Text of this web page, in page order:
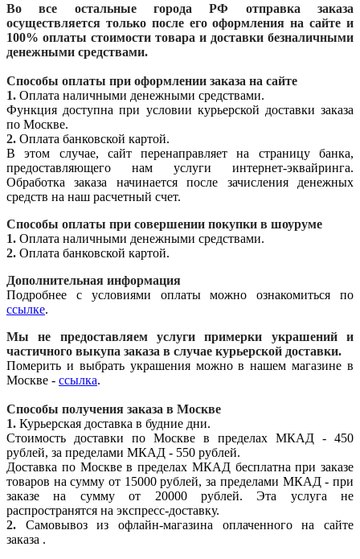
Во все остальные города РФ отправка заказа
осуществляется только после его оформления на сайте и
100% оплаты стоимости товара и доставки безналичными
денежными средствами.
Способы оплаты при оформлении заказа на сайте
1. Оплата наличными денежными средствами.
Функция доступна при условии курьерской доставки заказа
по Москве.
2. Оплата банковской картой.
В этом случае, сайт перенаправляет на страницу банка,
предоставляющего нам услуги интернет-эквайринга.
Обработка заказа начинается после зачисления денежных
средств на наш расчетный счет.
Способы оплаты при совершении покупки в шоуруме
1. Оплата наличными денежными средствами.
2. Оплата банковской картой.
Дополнительная информация
Подробнее с условиями оплаты можно ознакомиться по
ссылке.
Мы не предоставляем услуги примерки украшений и
частичного выкупа заказа в случае курьерской доставки.
Померить и выбрать украшения можно в нашем магазине в
Москве - ссылка.
Способы получения заказа в Москве
1. Курьерская доставка в будние дни.
Стоимость доставки по Москве в пределах МКАД - 450
рублей, за пределами МКАД - 550 рублей.
Доставка по Москве в пределах МКАД бесплатна при заказе
товаров на сумму от 15000 рублей, за пределами МКАД - при
заказе на сумму от 20000 рублей. Эта услуга не
распространятся на экспресс-доставку.
2.
Самовывоз из офлайн-магазина оплаченного на сайте
заказа .